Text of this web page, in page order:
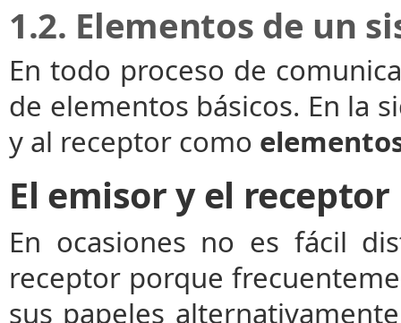
1.2. Elementos de un
En todo proceso de
de elementos básicos. En la
y al receptor como
El emisor y el receptor
En ocasiones no es fácil
receptor porque
sus papeles